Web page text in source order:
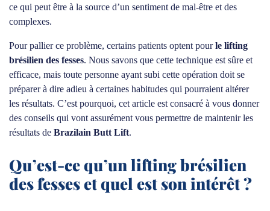
ce qui peut être à la source d’un sentiment de mal-être et des
complexes.
Pour pallier ce problème, certains patients optent pourle lifting
brésilien des fesses. Nous savons que cette technique est sûre et
efficace, mais toute personne ayant subi cette opération doit se
préparer à dire adieu à certaines habitudes qui pourraient altérer
les résultats. C’est pourquoi, cet article est consacré à vous donner
des conseils qui vont assurément vous permettre de maintenir les
résultats de Brazilain Butt Lift.
Qu’est-ce qu’un lifting brésilien
des fesses et quel est son intérêt ?